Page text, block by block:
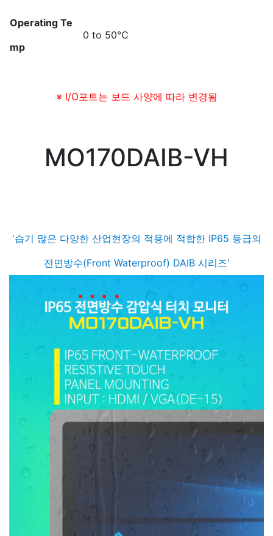
Operating Te
mp
0 to 50℃
※ I/O포트는 보드 사양에 따라 변경됨
MO170DAIB-VH
'습기 많은 다양한 산업현장의 적용에 적합한 IP65 등급의
전면방수(Front Waterproof) DAIB 시리즈'